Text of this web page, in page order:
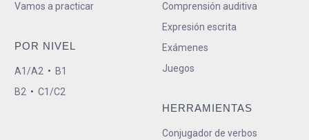
Vamos a practicar
POR NIVEL
A1/A2 • B1
B2 • C1/C2
Comprensión auditiva
Expresión escrita
Exámenes
Juegos
HERRAMIENTAS
Conjugador de verbos